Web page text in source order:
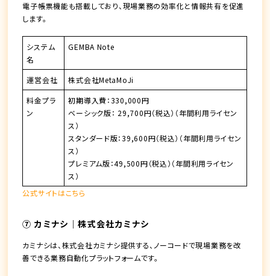
電子帳票機能も搭載しており、現場業務の効率化と情報共有を促進
します。
システム
名
GEMBA Note
運営会社
株式会社MetaMoJi
料金プラ
ン
初期導入費：330,000円
ベーシック版： 29,700円（税込）（年間利用ライセン
ス）
スタンダード版：39,600円（税込）（年間利用ライセン
ス）
プレミアム版：49,500円（税込）（年間利用ライセン
ス）
公式サイトはこちら
⑦ カミナシ｜株式会社カミナシ
カミナシは、株式会社カミナシ提供する、ノーコードで現場業務を改
善できる業務自動化プラットフォームです。